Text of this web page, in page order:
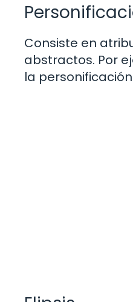
Consiste en
abstractos. Por
la